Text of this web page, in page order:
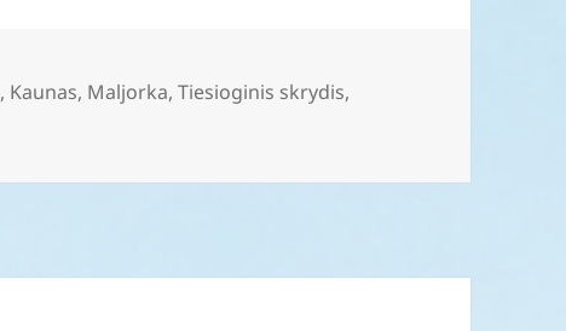
, Kaunas, Maljorka,Tiesioginis skrydis,